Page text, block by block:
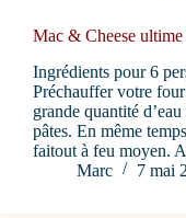
Mac & Cheese ultime
Ingrédients pour 6
Préchauffer votre
grande quantité
pâtes. En même
faitout à feu moyen.
Marc
7 mai